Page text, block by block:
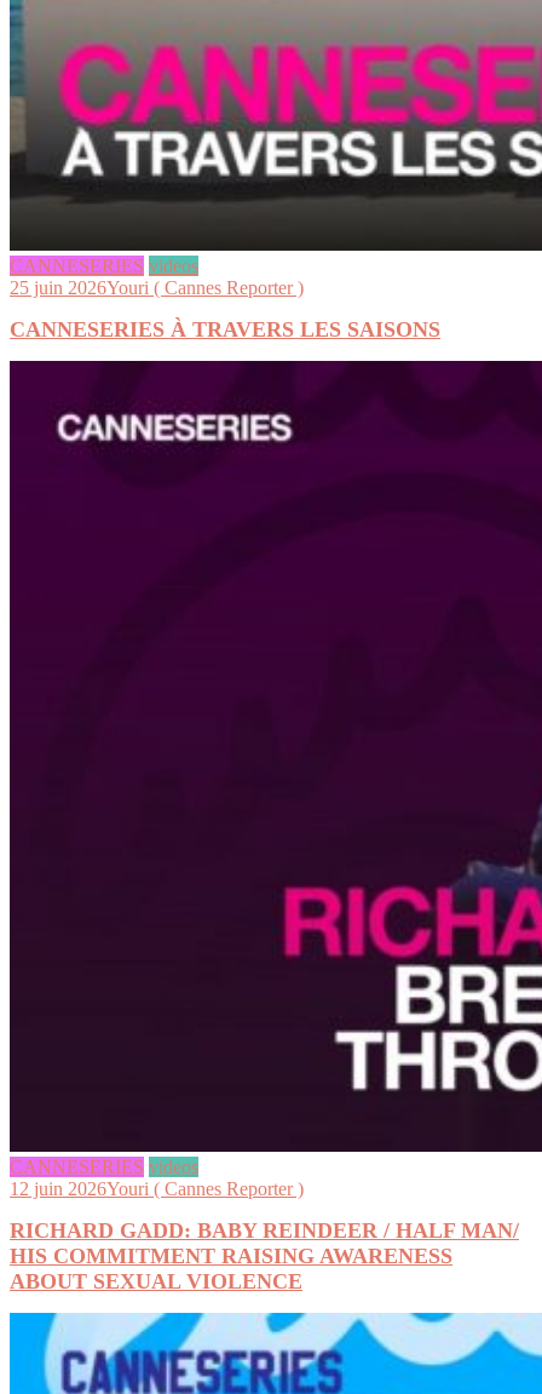
CANNESERIES videos
25 juin 2026Youri ( Cannes Reporter )
CANNESERIES À TRAVERS LES SAISONS
CANNESERIES videos
12 juin 2026Youri ( Cannes Reporter )
RICHARD GADD: BABY REINDEER / HALF MAN/
HIS COMMITMENT RAISING AWARENESS
ABOUT SEXUAL VIOLENCE